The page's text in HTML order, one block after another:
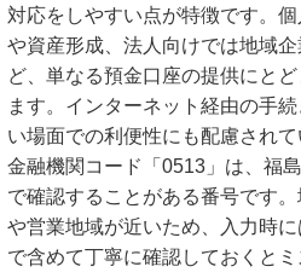
対応をしやすい点が特徴です。
や資産形成、法人向けでは地域
ど、単なる預金口座の提供にと
ます。インターネット経由の手
い場面での利便性にも配慮されて
金融機関コード「0513」は、福
で確認することがある番号です
や営業地域が近いため、入力時
で含めて丁寧に確認しておくとミ